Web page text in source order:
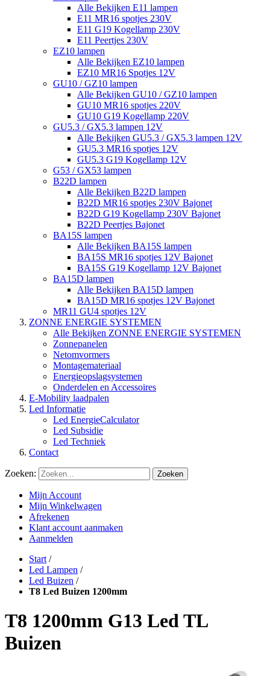
Alle Bekijken E11 lampen
E11 MR16 spotjes 230V
E11 G19 Kogellamp 230V
E11 Peertjes 230V
EZ10 lampen
Alle Bekijken EZ10 lampen
EZ10 MR16 Spotjes 12V
GU10 / GZ10 lampen
Alle Bekijken GU10 / GZ10 lampen
GU10 MR16 spotjes 220V
GU10 G19 Kogellamp 220V
GU5.3 / GX5.3 lampen 12V
Alle Bekijken GU5.3 / GX5.3 lampen 12V
GU5.3 MR16 spotjes 12V
GU5.3 G19 Kogellamp 12V
G53 / GX53 lampen
B22D lampen
Alle Bekijken B22D lampen
B22D MR16 spotjes 230V Bajonet
B22D G19 Kogellamp 230V Bajonet
B22D Peertjes Bajonet
BA15S lampen
Alle Bekijken BA15S lampen
BA15S MR16 spotjes 12V Bajonet
BA15S G19 Kogellamp 12V Bajonet
BA15D lampen
Alle Bekijken BA15D lampen
BA15D MR16 spotjes 12V Bajonet
MR11 GU4 spotjes 12V
ZONNE ENERGIE SYSTEMEN
Alle Bekijken ZONNE ENERGIE SYSTEMEN
Zonnepanelen
Netomvormers
Montagemateriaal
Energieopslagsystemen
Onderdelen en Accessoires
E-Mobility laadpalen
Led Informatie
Led EnergieCalculator
Led Subsidie
Led Techniek
Contact
Zoeken: Zoeken
Mijn Account
Mijn Winkelwagen
Afrekenen
Klant account aanmaken
Aanmelden
Start /
Led Lampen /
Led Buizen /
T8 Led Buizen 1200mm
T8 1200mm G13 Led TL
Buizen